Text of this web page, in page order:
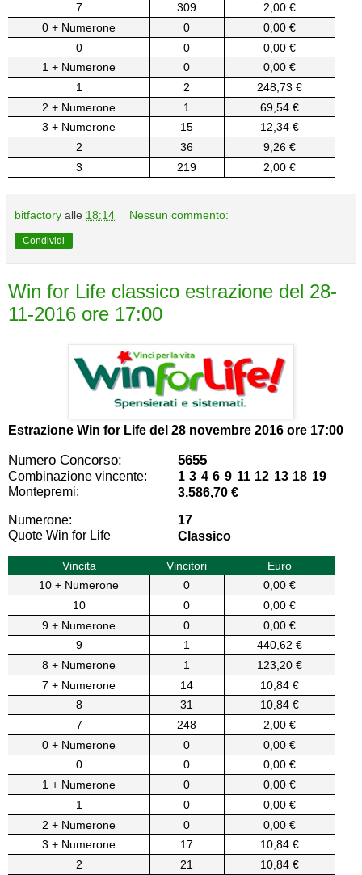
7
309
2,00 €
0 + Numerone
0
0,00 €
0
0
0,00 €
1 + Numerone
0
0,00 €
1
2
248,73 €
2 + Numerone
1
69,54 €
3 + Numerone
15
12,34 €
2
36
9,26 €
3
219 2,00 €
bitfactory alle 18:14 Nessun commento:
Condividi
Win for Life classico estrazione del 28-
11-2016 ore 17:00
Estrazione Win for Life del 28 novembre 2016 ore 17:00
Numero Concorso: 5655
Combinazione vincente:
1 3 4 6 9 11 12 13 18 19
Montepremi:
3.586,70 €
Numerone:
17
Quote Win for Life
Classico
Vincita Vincitori
Euro
10 + Numerone
0
0,00 €
10
0
0,00 €
9 + Numerone
0
0,00 €
9
1
440,62 €
8 + Numerone
1
123,20 €
7 + Numerone
14
10,84 €
8
31
10,84 €
7
248
2,00 €
0 + Numerone
0
0,00 €
0
0
0,00 €
1 + Numerone
0
0,00 €
1
0
0,00 €
2 + Numerone
0
0,00 €
3 + Numerone
17
10,84 €
2
21 10,84 €